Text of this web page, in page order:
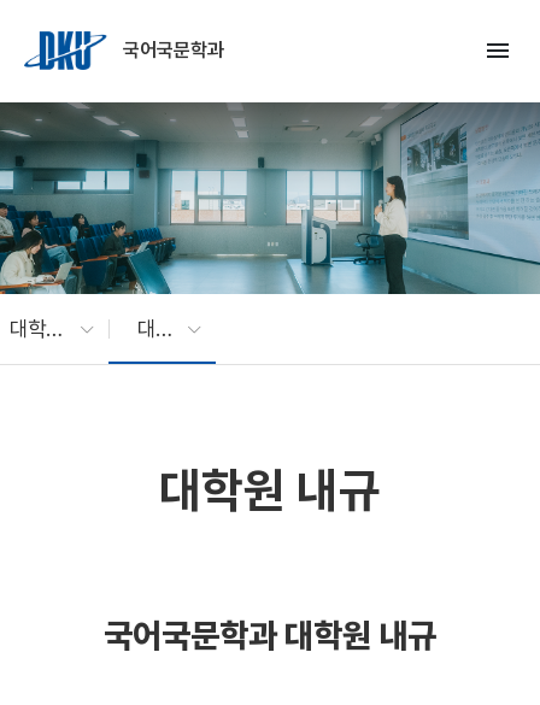
국어국문학과
menu
대학원 과정 대학원 내규
대학원 내규
국어국문학과 대학원 내규